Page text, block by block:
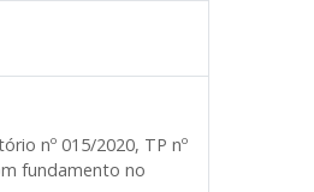
nº 015/2020, TP nº
fundamento no